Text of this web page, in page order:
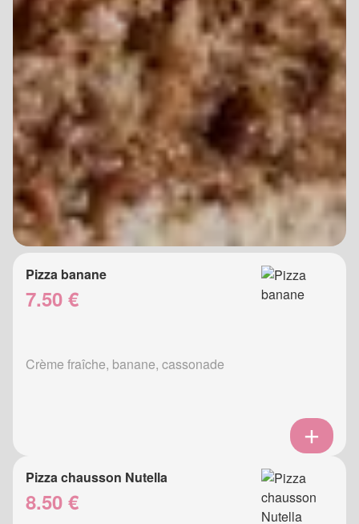
Pizza banane
7.50 €
Crème fraîche, banane, cassonade
Pizza chausson Nutella
8.50 €